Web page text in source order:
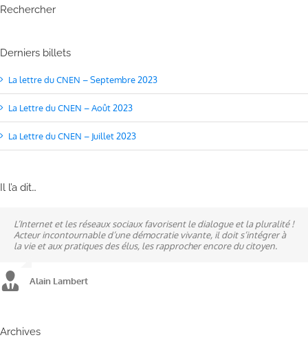
Rechercher
Derniers billets
La lettre du CNEN – Septembre 2023
La Lettre du CNEN – Août 2023
La Lettre du CNEN – Juillet 2023
Il l’a dit…
L’Internet et les réseaux sociaux favorisent le dialogue et la pluralité !
Acteur incontournable d’une démocratie vivante, il doit s’intégrer à
la vie et aux pratiques des élus, les rapprocher encore du citoyen.
Alain Lambert
Ne pas subir, mais construire son destin, telle est la philosophie qui
n’a cessé de mobiliser la ville d’Alençon, son agglomération et ses
élus.
Alain Lambert
A mes yeux, la politique est synonyme de service : un sénateur doit
être au service des élus et des communes comme un maire sait si bien
l’être au service des habitants.
Alain Lambert
Archives